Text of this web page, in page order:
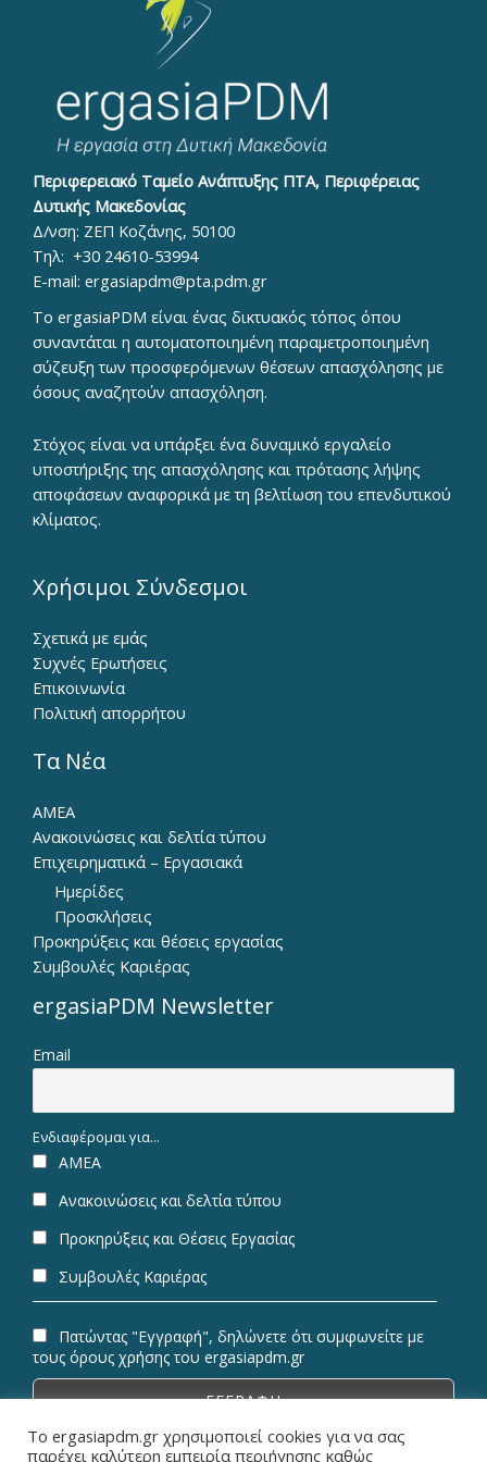
Περιφερειακό Ταμείο Ανάπτυξης ΠΤΑ, Περιφέρειας
Δυτικής Μακεδονίας
Δ/νση: ΖΕΠ Κοζάνης, 50100
Τηλ: +30 24610-53994
E-mail: ergasiapdm@pta.pdm.gr
To ergasiaPDM είναι ένας δικτυακός τόπος όπου
συναντάται η αυτοματοποιημένη παραμετροποιημένη
σύζευξη των προσφερόμενων θέσεων απασχόλησης με
όσους αναζητούν απασχόληση.
Στόχος είναι να υπάρξει ένα δυναμικό εργαλείο
υποστήριξης της απασχόλησης και πρότασης λήψης
αποφάσεων αναφορικά με τη βελτίωση του επενδυτικού
κλίματος.
Χρήσιμοι Σύνδεσμοι
Σχετικά με εμάς
Συχνές Ερωτήσεις
Επικοινωνία
Πολιτική απορρήτου
Τα Νέα
ΑΜΕΑ
Ανακοινώσεις και δελτία τύπου
Επιχειρηματικά – Εργασιακά
Ημερίδες
Προσκλήσεις
Προκηρύξεις και θέσεις εργασίας
Συμβουλές Καριέρας
ergasiaPDM Newsletter
Email
Ενδιαφέρομαι για...
ΑΜΕΑ
Ανακοινώσεις και δελτία τύπου
Προκηρύξεις και Θέσεις Εργασίας
Συμβουλές Καριέρας
Πατώντας "Εγγραφή", δηλώνετε ότι συμφωνείτε με
τους όρους χρήσης του ergasiapdm.gr
Το ergasiapdm.gr χρησιμοποιεί cookies για να σας
παρέχει καλύτερη εμπειρία περιήγησης καθώς